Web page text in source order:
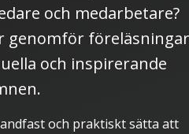
och medarbetare?
genomför föreläsningar
och inspirerande
och praktiskt sätta att